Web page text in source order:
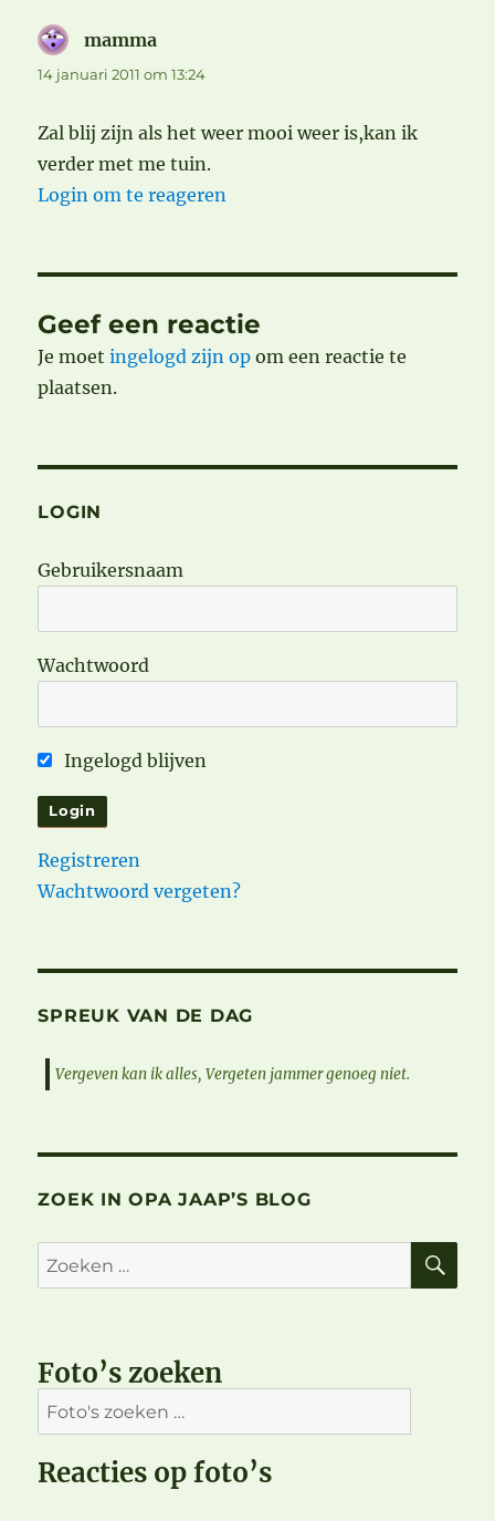
mamma
14 januari 2011 om 13:24
Zal blij zijn als het weer mooi weer is,kan ik
verder met me tuin.
Login om te reageren
Geef een reactie
Je moetingelogd zijn op om een reactie te
plaatsen.
LOGIN
Gebruikersnaam
Wachtwoord
Ingelogd blijven
Registreren
Wachtwoord vergeten?
SPREUK VAN DE DAG
Vergeven kan ik alles, Vergeten jammer genoeg niet.
ZOEK IN OPA JAAP’S BLOG
Zoeken
naar:
Foto’s zoeken
Reacties op foto’s